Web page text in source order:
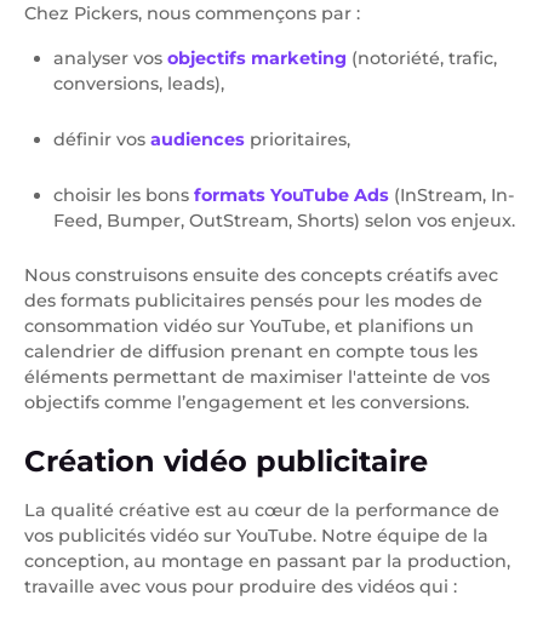
Chez Pickers, nous commençons par :
analyser vos objectifs marketing (notoriété, trafic,
conversions, leads),
définir vos audiences prioritaires,
choisir les bons formats YouTube Ads (InStream, In-
Feed, Bumper, OutStream, Shorts) selon vos enjeux.
Nous construisons ensuite des concepts créatifs avec
des formats publicitaires pensés pour les modes de
consommation vidéo sur YouTube, et planifions un
calendrier de diffusion prenant en compte tous les
éléments permettant de maximiser l'atteinte de vos
objectifs comme l’engagement et les conversions.
Création vidéo publicitaire
La qualité créative est au cœur de la performance de
vos publicités vidéo sur YouTube. Notre équipe de la
conception, au montage en passant par la production,
travaille avec vous pour produire des vidéos qui :